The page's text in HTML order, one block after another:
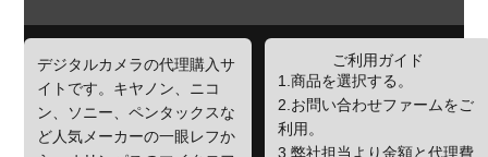
デジタルカメラの代理購入サ
イトです。キヤノン、ニコ
ン、ソニー、ペンタックスな
ど人気メーカーの一眼レフか
ご利用ガイド
1.商品を選択する。
2.お問い合わせファームをご
利用。
3.弊社担当より金額と代理費